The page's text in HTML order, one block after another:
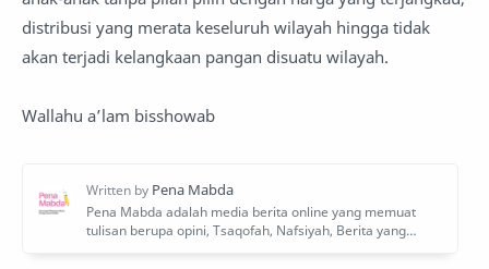
distribusi yang merata keseluruh wilayah hingga tidak
akan terjadi kelangkaan pangan disuatu wilayah.
Wallahu a’lam bisshowab